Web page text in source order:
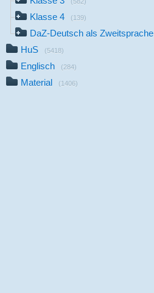
Klasse 4 (139)
DaZ-Deutsch als Zweitsprache
HuS (5418)
Englisch (284)
Material (1406)